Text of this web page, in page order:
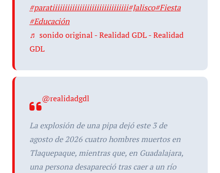
#paratiiiiiiiiiiiiiiiiiiiiiiiiiiiiiii#Jalisco#Fiesta
#Educación
♬ sonido original - Realidad GDL - Realidad
GDL
@realidadgdl
La explosión de una pipa dejó este 3 de
agosto de 2026 cuatro hombres muertos en
Tlaquepaque, mientras que, en Guadalajara,
una persona desapareció tras caer a un río